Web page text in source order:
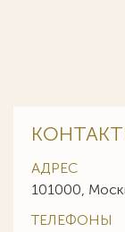
АДРЕС
101000,
ТЕЛЕФОНЫ